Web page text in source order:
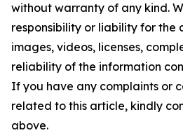
without warranty of any kind.
responsibility or liability for the
images, videos, licenses,
reliability of the information
If you have any complaints or
related to this article, kindly
above.